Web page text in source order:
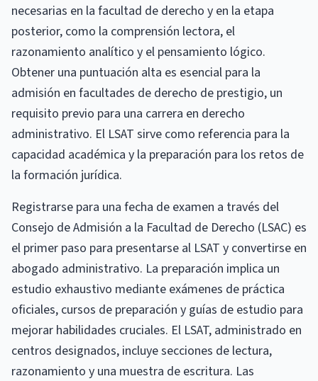
necesarias en la facultad de derecho y en la etapa
posterior, como la comprensión lectora, el
razonamiento analítico y el pensamiento lógico.
Obtener una puntuación alta es esencial para la
admisión en facultades de derecho de prestigio, un
requisito previo para una carrera en derecho
administrativo. El LSAT sirve como referencia para la
capacidad académica y la preparación para los retos de
la formación jurídica.
Registrarse para una fecha de examen a través del
Consejo de Admisión a la Facultad de Derecho (LSAC) es
el primer paso para presentarse al LSAT y convertirse en
abogado administrativo. La preparación implica un
estudio exhaustivo mediante exámenes de práctica
oficiales, cursos de preparación y guías de estudio para
mejorar habilidades cruciales. El LSAT, administrado en
centros designados, incluye secciones de lectura,
razonamiento y una muestra de escritura. Las